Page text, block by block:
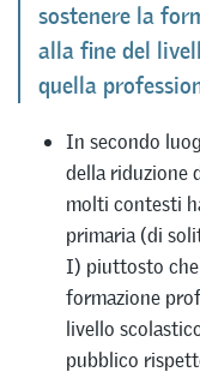
sostenere la
alla fine del
quella
In secondo
della riduzione
molti contesti
primaria (di
I) piuttosto che
formazione
livello
pubblico